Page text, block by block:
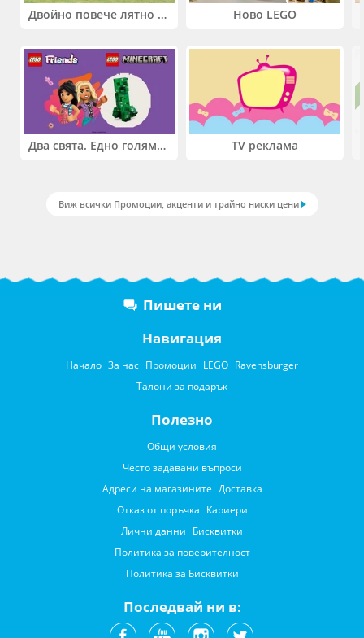
Двойно повече лятно забавление! Купи 2 продукта INTEX и вземи -33%
Два свята. Едно голямо приключение. Купи 2 продукта LEGO® Friends и/или LEGO® Minecraft и вземи -27%
Ново LEGO
TV реклама
Виж всички Промоции, акценти и трайно ниски цени
Пишете ни
Навигация
Начало За нас Промоции LEGO Ravensburger
Талони за подарък
Полезно
Общи условия
Често задавани въпроси
Адреси на магазините Доставка
Отказ от поръчка Кариери
Лични данни Бисквитки
Политика за поверителност
Политика за Бисквитки
Последвай ни в: